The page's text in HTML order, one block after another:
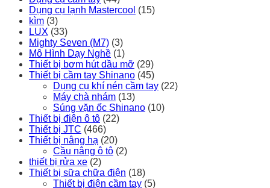
Dụng cụ lạnh Mastercool (15)
kìm (3)
LUX (33)
Mighty Seven (M7) (3)
Mô Hình Dạy Nghề (1)
Thiết bị bơm hút dầu mỡ (29)
Thiết bị cầm tay Shinano (45)
Dụng cụ khí nén cầm tay (22)
Máy chà nhám (13)
Súng vặn ốc Shinano (10)
Thiết bị điện ô tô (22)
Thiết bị JTC (466)
Thiết bị nâng hạ (20)
Cầu nâng ô tô (2)
thiết bị rửa xe (2)
Thiết bị sữa chữa điện (18)
Thiết bị điện cầm tay (5)